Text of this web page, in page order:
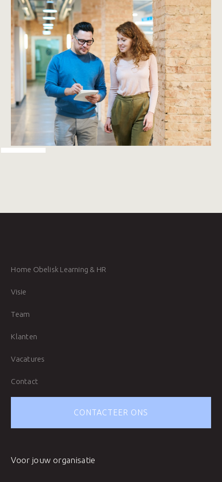
Home Obelisk Learning & HR
Visie
Team
Klanten
Vacatures
Contact
CONTACTEER ONS
Voor jouw organisatie